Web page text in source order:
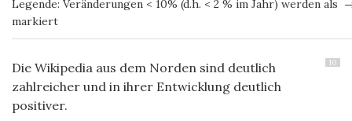
Legende: Veränderungen < 10% (d.h. < 2 % im Jahr) werden als
markiert
10
Die Wikipedia aus dem Norden sind deutlich
zahlreicher und in ihrer Entwicklung deutlich
positiver.